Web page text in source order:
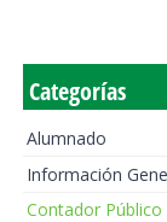
Categorías
Alumnado
Información
Contador Público